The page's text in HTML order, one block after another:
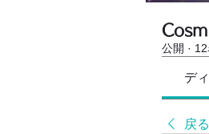
公開 ·
デ
戻る